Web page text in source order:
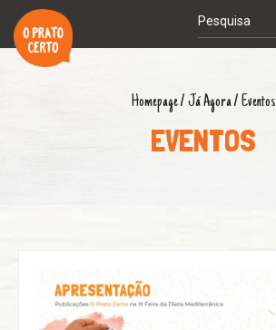
Homepage/ Já Agora/ Eventos
EVENTOS